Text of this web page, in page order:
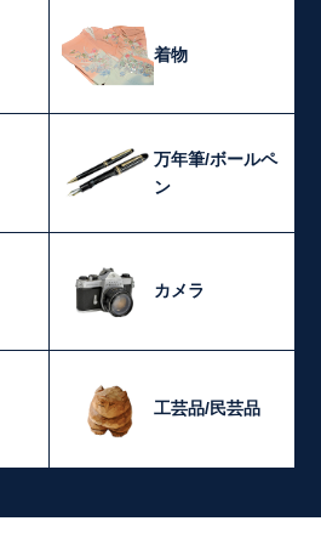
着物
万年筆/ボールペ
ン
カメラ
工芸品/民芸品